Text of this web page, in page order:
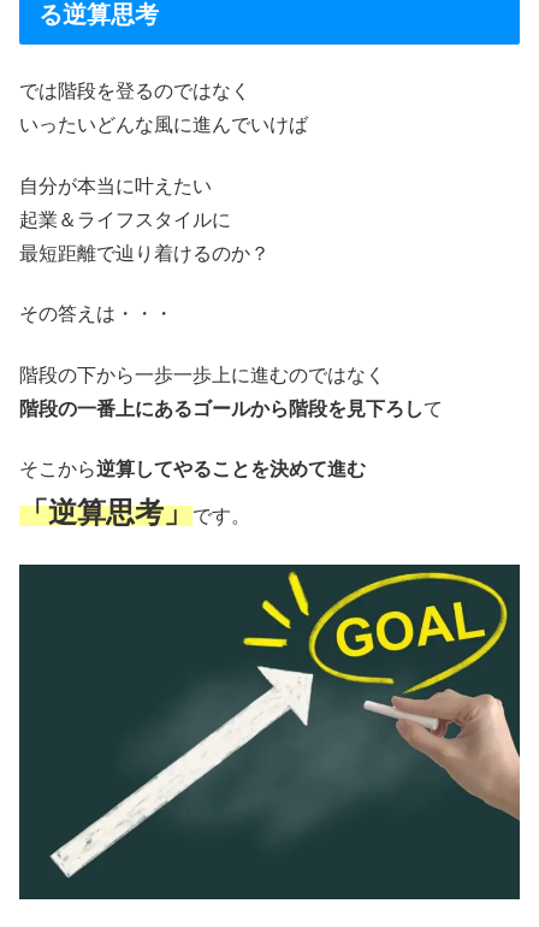
る逆算思考
では階段を登るのではなく
いったいどんな風に進んでいけば
自分が本当に叶えたい
起業＆ライフスタイルに
最短距離で辿り着けるのか？
その答えは・・・
階段の下から一歩一歩上に進むのではなく
階段の一番上にあるゴールから階段を見下ろして
そこから逆算してやることを決めて進む
「逆算思考」です。